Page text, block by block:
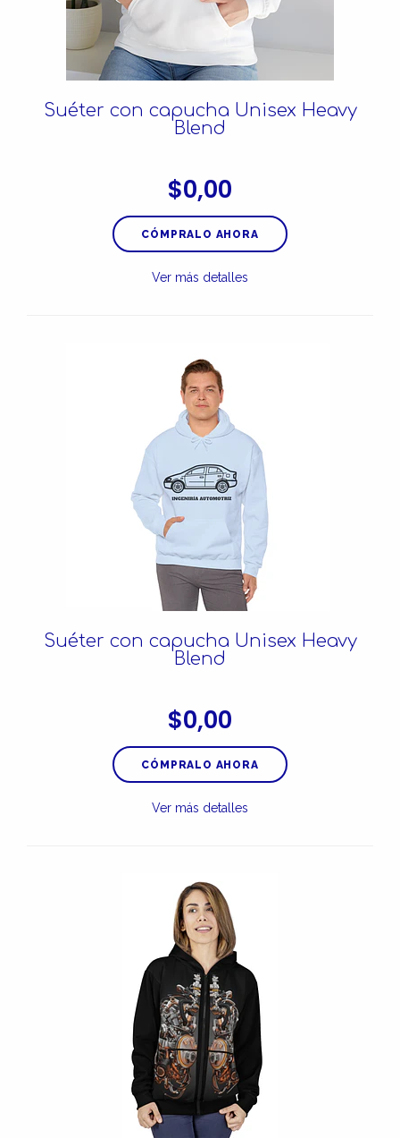
Suéter con capucha Unisex Heavy
Blend
$0,00
CÓMPRALO AHORA
Ver más detalles
Suéter con capucha Unisex Heavy
Blend
$0,00
CÓMPRALO AHORA
Ver más detalles